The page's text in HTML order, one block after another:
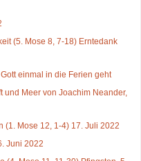
(5. Mose 8, 7-18) Erntedank
einmal in die Ferien geht
und Meer von Joachim Neander,
(1. Mose 12, 1-4) 17. Juli 2022
Juni 2022